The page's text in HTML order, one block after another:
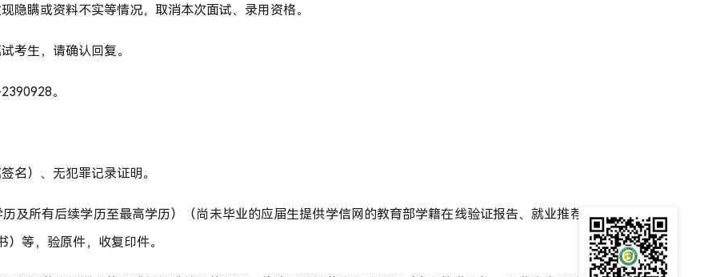
隐瞒或资料不实等情况，取消本次面试、录用资格。
考生，请确认回复。
。
名）、无犯罪记录证明。
及所有后续学历至最高学历）（尚未毕业的应届生提供学信网的教育部学籍在线验证报告、就业推荐表、成绩
等，验原件，收复印件。